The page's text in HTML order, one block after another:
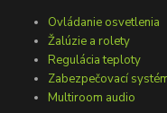
Ovládanie osvetlenia
Žalúzie a rolety
Regulácia teploty
Zabezpečovací
Multiroom audio